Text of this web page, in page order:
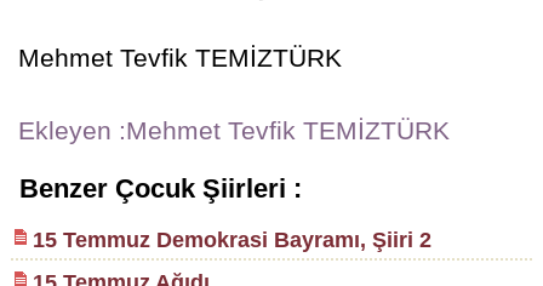
Mehmet Tevfik TEMİZTÜRK
Ekleyen :Mehmet Tevfik TEMİZTÜRK
Benzer Çocuk Şiirleri :
15 Temmuz Demokrasi Bayramı, Şiiri 2